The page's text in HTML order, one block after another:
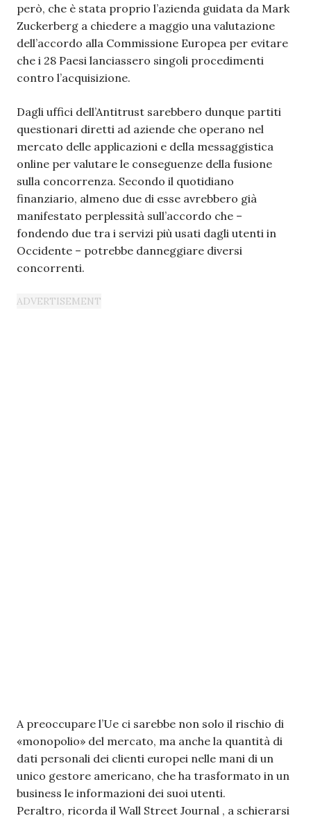
però, che è stata proprio l’azienda guidata da Mark
Zuckerberg a chiedere a maggio una valutazione
dell’accordo alla Commissione Europea per evitare
che i 28 Paesi lanciassero singoli procedimenti
contro l’acquisizione.
Dagli uffici dell’Antitrust sarebbero dunque partiti
questionari diretti ad aziende che operano nel
mercato delle applicazioni e della messaggistica
online per valutare le conseguenze della fusione
sulla concorrenza. Secondo il quotidiano
finanziario, almeno due di esse avrebbero già
manifestato perplessità sull’accordo che –
fondendo due tra i servizi più usati dagli utenti in
Occidente – potrebbe danneggiare diversi
concorrenti.
A preoccupare l’Ue ci sarebbe non solo il rischio di
«monopolio» del mercato, ma anche la quantità di
dati personali dei clienti europei nelle mani di un
unico gestore americano, che ha trasformato in un
business le informazioni dei suoi utenti.
Peraltro, ricorda il Wall Street Journal , a schierarsi